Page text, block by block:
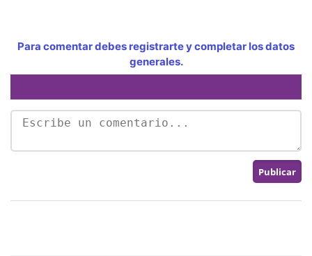
Para comentar debes registrarte y completar los datos
generales.